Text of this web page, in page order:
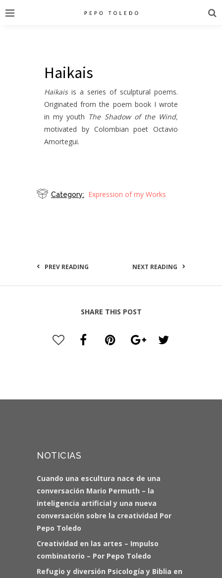
Haikais
Haikais is a series of sculptural poems.
Originated from the poem book I wrote
in my youth The Shadow of the Wind,
motivated by Colombian poet Octavio
Amortegui.
Category: Expression of my Works
PREV READING NEXT READING
SHARE THIS POST
NOTICIAS
Cuando una escultura nace de una
conversación Mario Permuth – la
inteligencia artificial y una nueva
conversación sobre la creatividad Por
Pepo Toledo
Creatividad en las artes – Impulso
combinatorio – Por Pepo Toledo
Refugio y diversión Psicología y Biblia en